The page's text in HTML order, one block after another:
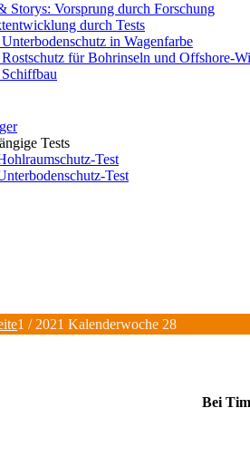
Storys: Vorsprung durch Forschung
durch Tests
in Wagenfarbe
Rostschutz für Bohrinseln und Offshore-
Tests
Test
Test
1 / 2021 Kalenderwoche 28
Bei